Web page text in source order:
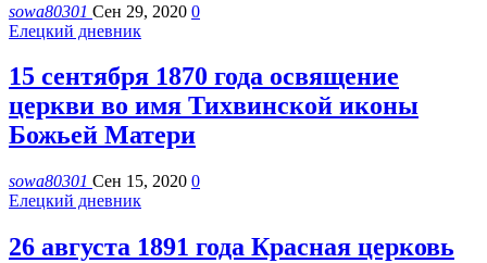
sowa80301 Сен 29, 2020 0
Елецкий дневник
15 сентября 1870 года освящение
церкви во имя Тихвинской иконы
Божьей Матери
sowa80301 Сен 15, 2020 0
Елецкий дневник
26 августа 1891 года Красная церковь